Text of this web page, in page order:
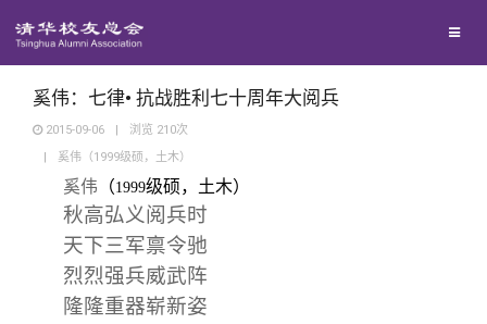
西南联大校友会
义工计划
新媒体平台
青春风采
校友文苑
校友讲坛
奚伟：七律• 抗战胜利七十周年大阅兵
2015-09-06 | 浏览 210次
|
奚伟（1999级硕，土木）
奚伟 （1999级硕，土木）
秋高弘义阅兵时
天下三军禀令驰
烈烈强兵威武阵
隆隆重器崭新姿